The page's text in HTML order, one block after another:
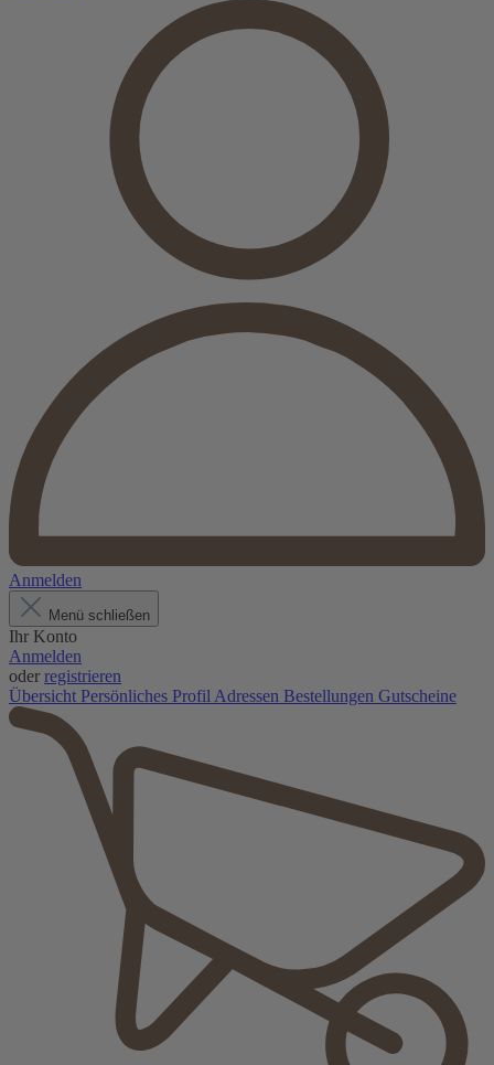
Anmelden
Menü schließen
Ihr Konto
Anmelden
oder registrieren
Übersicht Persönliches Profil Adressen Bestellungen Gutscheine